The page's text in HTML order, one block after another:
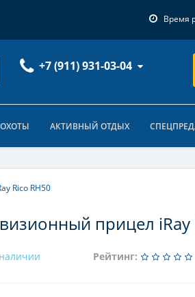
Время
+7 (911) 931-03-04
АКТИВНЫЙ ОТДЫХ
Rico RH50
прицел iRay
Рейтинг: